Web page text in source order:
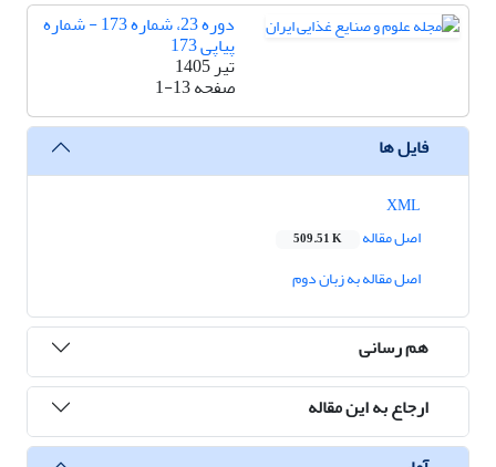
دوره 23، شماره 173 - شماره
پیاپی 173
تیر 1405
صفحه1-13
فایل ها
اصل مقاله
509.51 K
اصل مقاله به زبان دوم
هم رسانی
ارجاع به این مقاله